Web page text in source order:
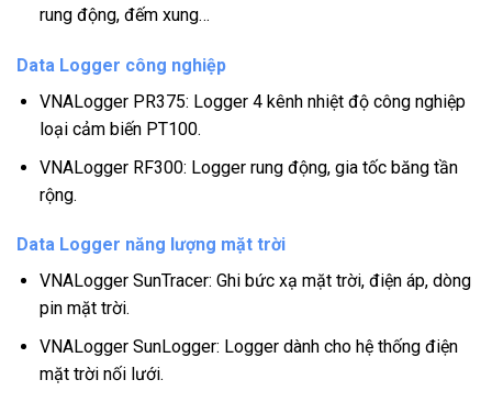
rung động, đếm xung…
Data Logger công nghiệp
VNALogger PR375: Logger 4 kênh nhiệt độ công nghiệp
loại cảm biến PT100.
VNALogger RF300: Logger rung động, gia tốc băng tần
rộng.
Data Logger năng lượng mặt trời
VNALogger SunTracer: Ghi bức xạ mặt trời, điện áp, dòng
pin mặt trời.
VNALogger SunLogger: Logger dành cho hệ thống điện
mặt trời nối lưới.